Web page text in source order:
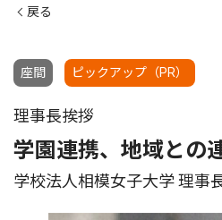
戻る
座間 ピックアップ（PR）
理事長挨拶
学園連携、地域との
学校法人相模女子大学 理